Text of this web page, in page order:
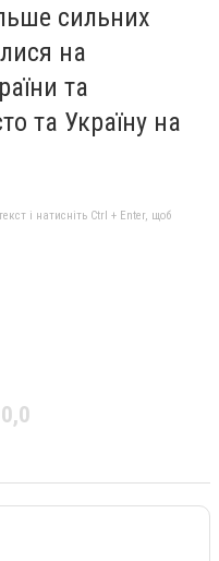
сильних
на
та
та Україну на
і натисніть Ctrl + Enter, щоб
0,0